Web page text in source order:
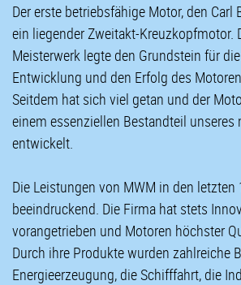
Der erste betriebsfähige Motor, den Carl
ein liegender Zweitakt-Kreuzkopfmotor.
Meisterwerk legte den Grundstein für
Entwicklung und den Erfolg des
Seitdem hat sich viel getan und der
einem essenziellen Bestandteil unseres
entwickelt.
Die Leistungen von MWM in den
beeindruckend. Die Firma hat stets
vorangetrieben und Motoren höchster
Durch ihre Produkte wurden zahlreiche
Energieerzeugung, die Schifffahrt, die